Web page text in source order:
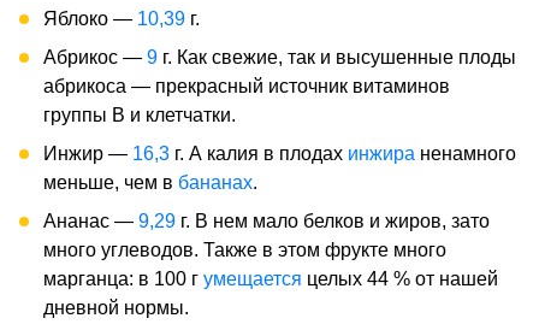
Яблоко — 10,39 г.
Абрикос — 9 г. Как свежие, так и высушенные плоды
абрикоса — прекрасный источник витаминов
группы В и клетчатки.
Инжир — 16,3 г. А калия в плодах инжира ненамного
меньше, чем в бананах.
Ананас — 9,29 г. В нем мало белков и жиров, зато
много углеводов. Также в этом фрукте много
марганца: в 100 г умещается целых 44 % от нашей
дневной нормы.